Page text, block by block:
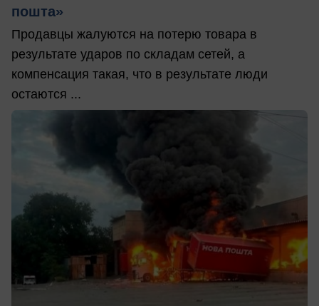
пошта»
Продавцы жалуются на потерю товара в
результате ударов по складам сетей, а
компенсация такая, что в результате люди
остаются ...